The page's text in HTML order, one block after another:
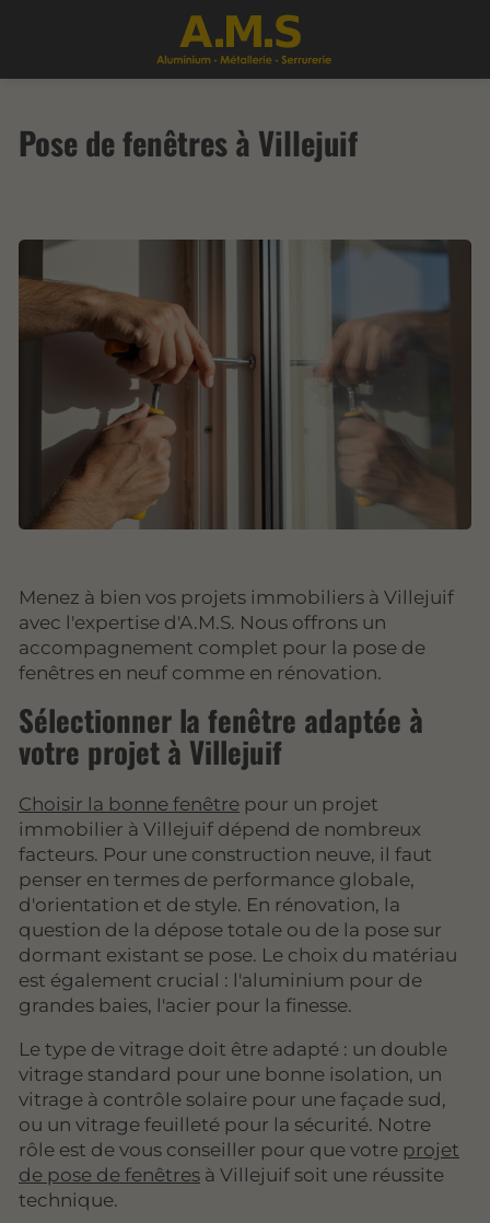
Pose de fenêtres à Villejuif
Menez à bien vos projets immobiliers à Villejuif
avec l'expertise d'A.M.S. Nous offrons un
accompagnement complet pour la pose de
fenêtres en neuf comme en rénovation.
Sélectionner la fenêtre adaptée à
votre projet à Villejuif
Choisir la bonne fenêtre pour un projet
immobilier à Villejuif dépend de nombreux
facteurs. Pour une construction neuve, il faut
penser en termes de performance globale,
d'orientation et de style. En rénovation, la
question de la dépose totale ou de la pose sur
dormant existant se pose. Le choix du matériau
est également crucial : l'aluminium pour de
grandes baies, l'acier pour la finesse.
Le type de vitrage doit être adapté : un double
vitrage standard pour une bonne isolation, un
vitrage à contrôle solaire pour une façade sud,
ou un vitrage feuilleté pour la sécurité. Notre
rôle est de vous conseiller pour que votre projet
de pose de fenêtres à Villejuif soit une réussite
technique.